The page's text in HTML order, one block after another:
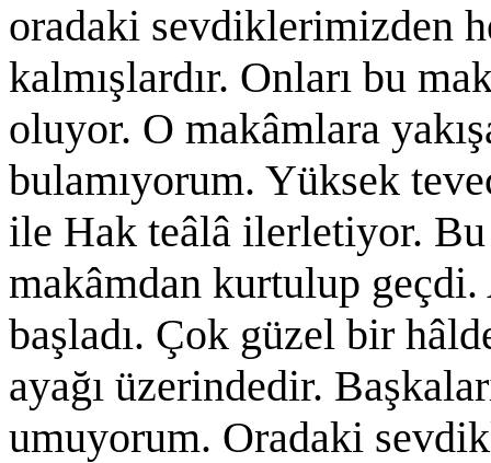
oradaki sevdiklerimizden
kalmışlardır. Onları bu
oluyor. O makâmlara
bulamıyorum. Yüksek
ile Hak teâlâ ilerletiyor. Bu
makâmdan kurtulup geçdi.
başladı. Çok güzel bir
ayağı üzerindedir.
umuyorum. Oradaki